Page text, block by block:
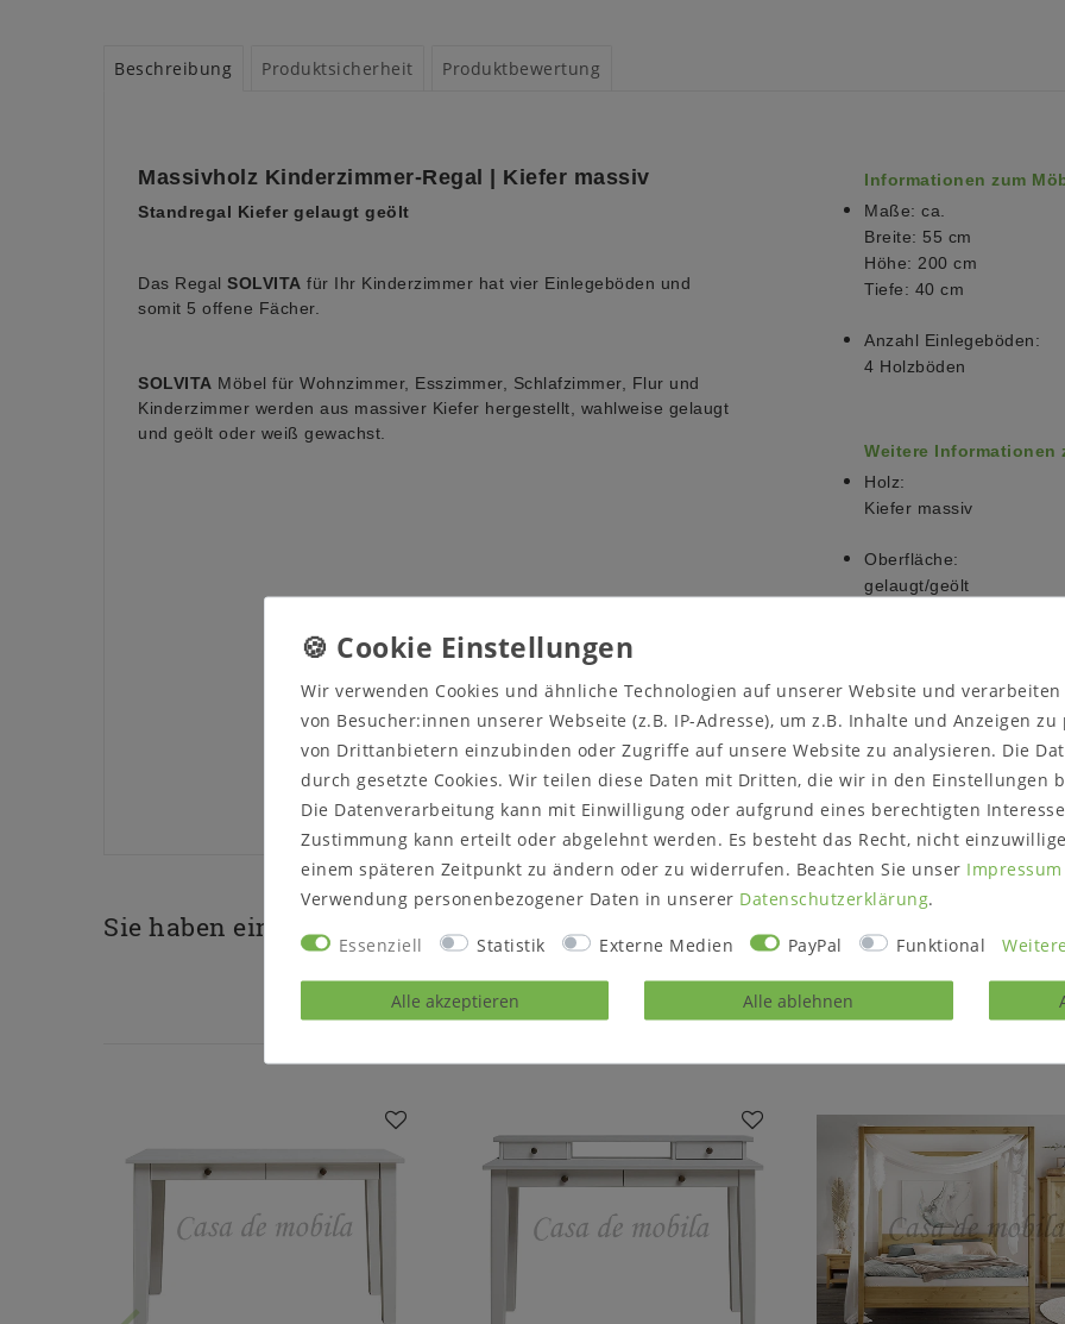
Beschreibung Produktsicherheit Produktbewertung
Massivholz Kinderzimmer-Regal | Kiefer massiv
Standregal Kiefer gelaugt geölt
Das Regal SOLVITA für Ihr Kinderzimmer hat vier Einlegeböden und
somit 5 offene Fächer.
SOLVITA Möbel für Wohnzimmer, Esszimmer, Schlafzimmer, Flur und
Kinderzimmer werden aus massiver Kiefer hergestellt, wahlweise gelaugt
und geölt oder weiß gewachst.
Informationen zum
Maße: ca.
Breite: 55 cm
Höhe: 200 cm
Tiefe: 40 cm
Anzahl Einlegeböden:
4 Holzböden
Weitere Informationen
Holz:
Kiefer massiv
Oberfläche:
gelaugt/geölt
Hinweise zur
Prüfen Sie vor dem
/ Zugänge passt.
Sie haben eine Frage zu diesem Produkt? Gerne können Sie
Wir verwenden Cookies und ähnliche Technologien auf unserer Website und
von Besucher:innen unserer Webseite (z.B. IP-Adresse), um z.B. Inhalte und Anzeigen
von Drittanbietern einzubinden oder Zugriffe auf unsere Website zu analysieren. Die
durch gesetzte Cookies. Wir teilen diese Daten mit Dritten, die wir in den Einstellungen
Die Datenverarbeitung kann mit Einwilligung oder aufgrund eines berechtigten
Zustimmung kann erteilt oder abgelehnt werden. Es besteht das Recht, nicht
einem späteren Zeitpunkt zu ändern oder zu widerrufen. Beachten Sie unser Impressum
Verwendung personenbezogener Daten in unserer Daten­schutz­erklärung.
Essenziell Statistik Externe Medien PayPal Funktional
Alle akzeptieren Alle ablehnen